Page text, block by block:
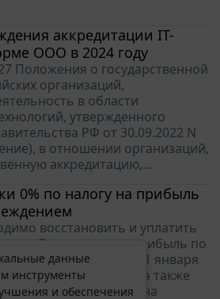
аккредитации IT-
ООО в 2024 году
Положения о государственной
организаций,
в области
утвержденного
РФ от 30.09.2022 N
в отношении организаций,
аккредитацию,...
0% по налогу на прибыль
восстановить и уплатить
по налогу на прибыль по
налогового периода с 1 января
сумму пеней, а также
по налогу на
данные
инструменты
и обеспечения